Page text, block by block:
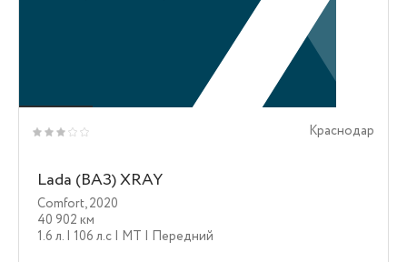
Краснодар
Lada (ВАЗ) XRAY
Comfort,2020
40 902 км
1.6 л. | 106 л.c | MT | Передний